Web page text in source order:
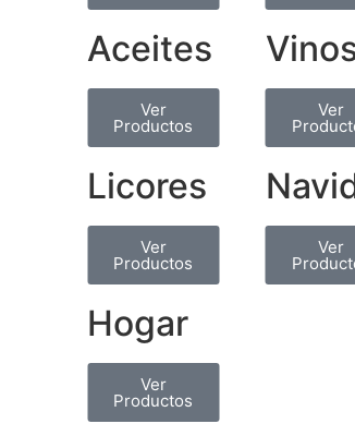
Aceites
Ver
Productos
Licores
Ver
Productos
Hogar
Ver
Productos
Ver
Ver